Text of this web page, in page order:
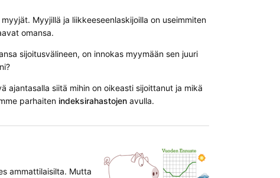
Myyjillä ja liikkeeseenlaskijoilla on useimmiten
omansa.
sijoitusvälineen, on innokas myymään sen juuri
ajantasalla siitä mihin on oikeasti sijoittanut ja mikä
parhaiten indeksirahastojenavulla.
ammattilaisilta. Mutta